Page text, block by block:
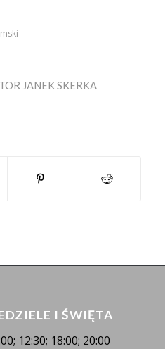
JANEK SKERKA
I ŚWIĘTA
12:30; 18:00; 20:00